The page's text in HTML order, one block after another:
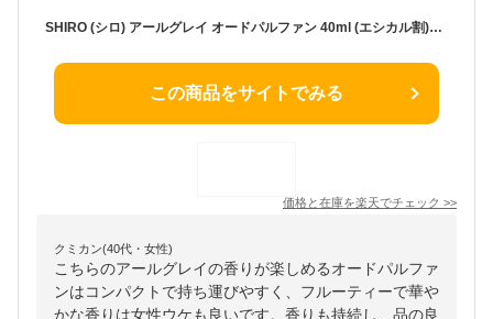
SHIRO (シロ) アールグレイ オードパルファン 40ml (エシカル割)【メール便は使えません】
この商品をサイトでみる
価格と在庫を楽天でチェック >>
クミカン(40代・女性)
こちらのアールグレイの香りが楽しめるオードパルファ
ンはコンパクトで持ち運びやすく、フルーティーで華や
かな香りは女性ウケも良いです。香りも持続し、品の良